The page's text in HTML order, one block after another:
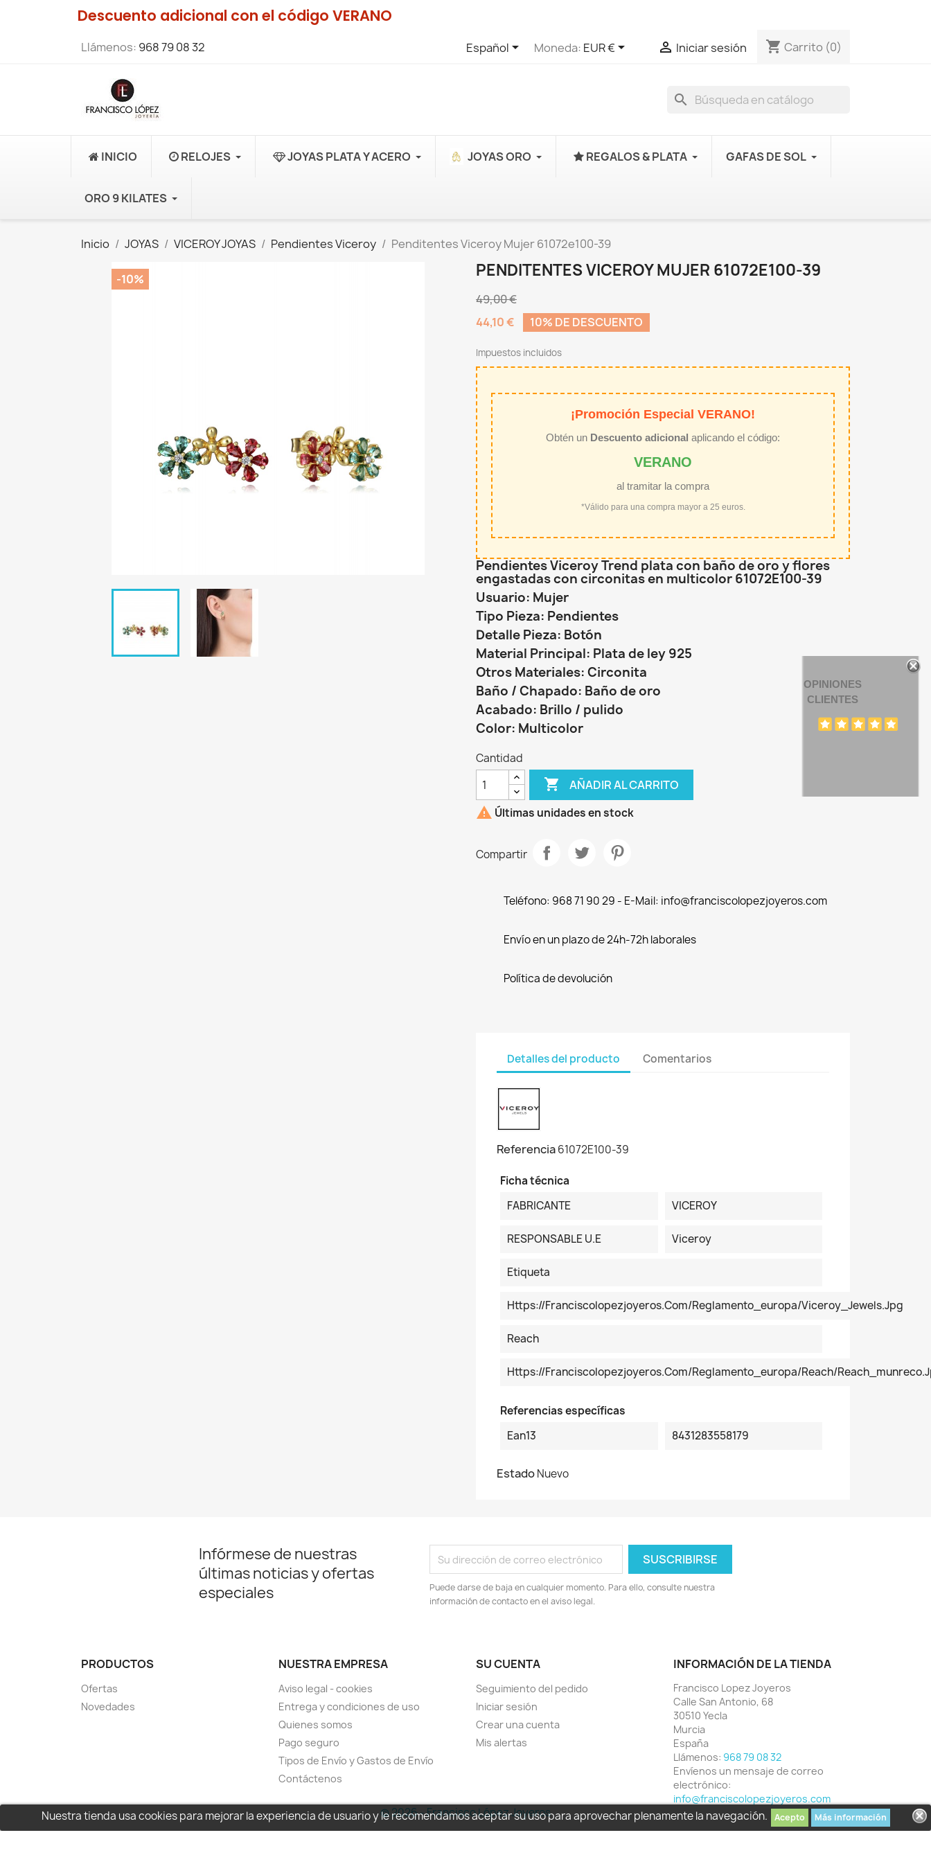
Descuento adicional con el código VERANO
Llámenos: 968 79 08 32 Español Moneda: EUR €  Iniciar sesión shopping_cart Carrito (0)
search
Nuestra tienda usa cookies para mejorar la experiencia de usuario y le recomendamos aceptar su uso para aprovechar plenamente la navegación. Acepto Más información
INICIO RELOJES JOYAS PLATA Y ACERO JOYAS ORO REGALOS & PLATA GAFAS DE SOL
ORO 9 KILATES
Inicio JOYAS VICEROY JOYAS Pendientes Viceroy Penditentes Viceroy Mujer 61072e100-39
-10% PENDITENTES VICEROY MUJER 61072E100-39
49,00 €
44,10 €
10% DE DESCUENTO
Impuestos incluidos
¡Promoción Especial VERANO!
Obtén un Descuento adicional aplicando el código:
VERANO
al tramitar la compra
*Válido para una compra mayor a 25 euros.
Pendientes Viceroy Trend plata con baño de oro y flores
engastadas con circonitas en multicolor 61072E100-39
Usuario: Mujer
Tipo Pieza: Pendientes
Detalle Pieza: Botón
Material Principal: Plata de ley 925
Otros Materiales: Circonita
Baño / Chapado: Baño de oro
Acabado: Brillo / pulido
Color: Multicolor
Cantidad
 AÑADIR AL CARRITO
 Últimas unidades en stock
Compartir
Teléfono: 968 71 90 29 - E-Mail: info@franciscolopezjoyeros.com
Envío en un plazo de 24h-72h laborales
Política de devolución
Detalles del producto Comentarios
Referencia61072E100-39
Ficha técnica
FABRICANTE
VICEROY
RESPONSABLE U.E Viceroy
Etiqueta
Https://franciscolopezjoyeros.com/reglamento_europa/Viceroy_Jewels.jpg
Reach
Https://franciscolopezjoyeros.com/reglamento_europa/reach/
Referencias específicas
Ean13
8431283558179
EstadoNuevo
Infórmese de nuestras
últimas noticias y ofertas
especiales
Puede darse de baja en cualquier momento. Para ello, consulte nuestra
información de contacto en el aviso legal.
PRODUCTOS
Ofertas
Novedades
NUESTRA EMPRESA
Aviso legal - cookies
Entrega y condiciones de uso
Quienes somos
Pago seguro
Tipos de Envío y Gastos de Envío
Contáctenos
SU CUENTA
Seguimiento del pedido
Iniciar sesión
Crear una cuenta
Mis alertas
INFORMACIÓN DE LA TIENDA
Francisco Lopez Joyeros
Calle San Antonio, 68
30510 Yecla
Murcia
España
Llámenos: 968 79 08 32
Envíenos un mensaje de correo
electrónico:
info@franciscolopezjoyeros.com
OPINIONES
CLIENTES
© 2026 - Francisco López Joyeros